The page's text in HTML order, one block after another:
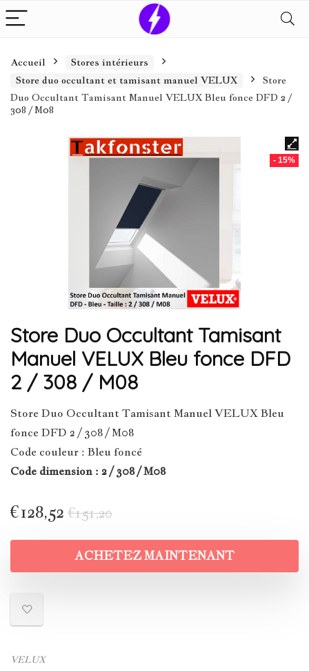
Accueil
Stores intérieurs
Store duo occultant et tamisant manuel VELUX
Store
Duo Occultant Tamisant Manuel VELUX Bleu fonce DFD 2 /
308 / M08
- 15%
Store Duo Occultant Tamisant
Manuel VELUX Bleu fonce DFD
2 / 308 / M08
Store Duo Occultant Tamisant Manuel VELUX Bleu
fonce DFD 2 / 308 / M08
Code couleur : Bleu foncé
Code dimension : 2 / 308 / M08
€151,20
€128,52
ACHETEZ MAINTENANT
VELUX